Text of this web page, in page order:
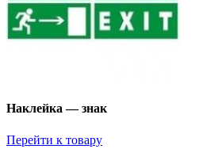
Наклейка — знак
Перейти к товару